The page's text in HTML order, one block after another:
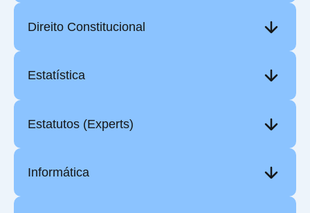
Direito Constitucional
Estatística
Estatutos (Experts)
Informática